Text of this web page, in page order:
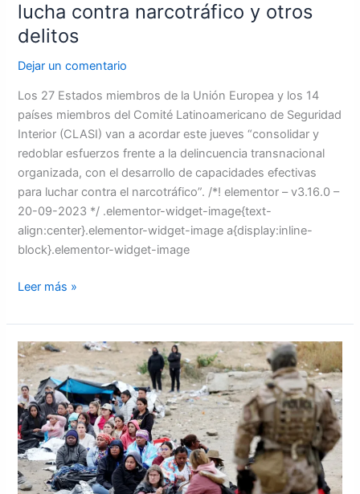
lucha contra narcotráfico y otros
delitos
Dejar un comentario
Los 27 Estados miembros de la Unión Europea y los 14
países miembros del Comité Latinoamericano de Seguridad
Interior (CLASI) van a acordar este jueves “consolidar y
redoblar esfuerzos frente a la delincuencia transnacional
organizada, con el desarrollo de capacidades efectivas
para luchar contra el narcotráfico”. /*! elementor – v3.16.0 –
20-09-2023 */ .elementor-widget-image{text-
align:center}.elementor-widget-image a{display:inline-
block}.elementor-widget-image
Leer más »
subvenciones
por
más
de
USD 12,2
millones
a
través